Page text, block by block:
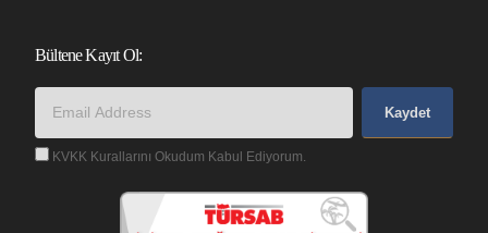
Bültene Kayıt Ol:
Kaydet
KVKK Kurallarını Okudum Kabul Ediyorum.